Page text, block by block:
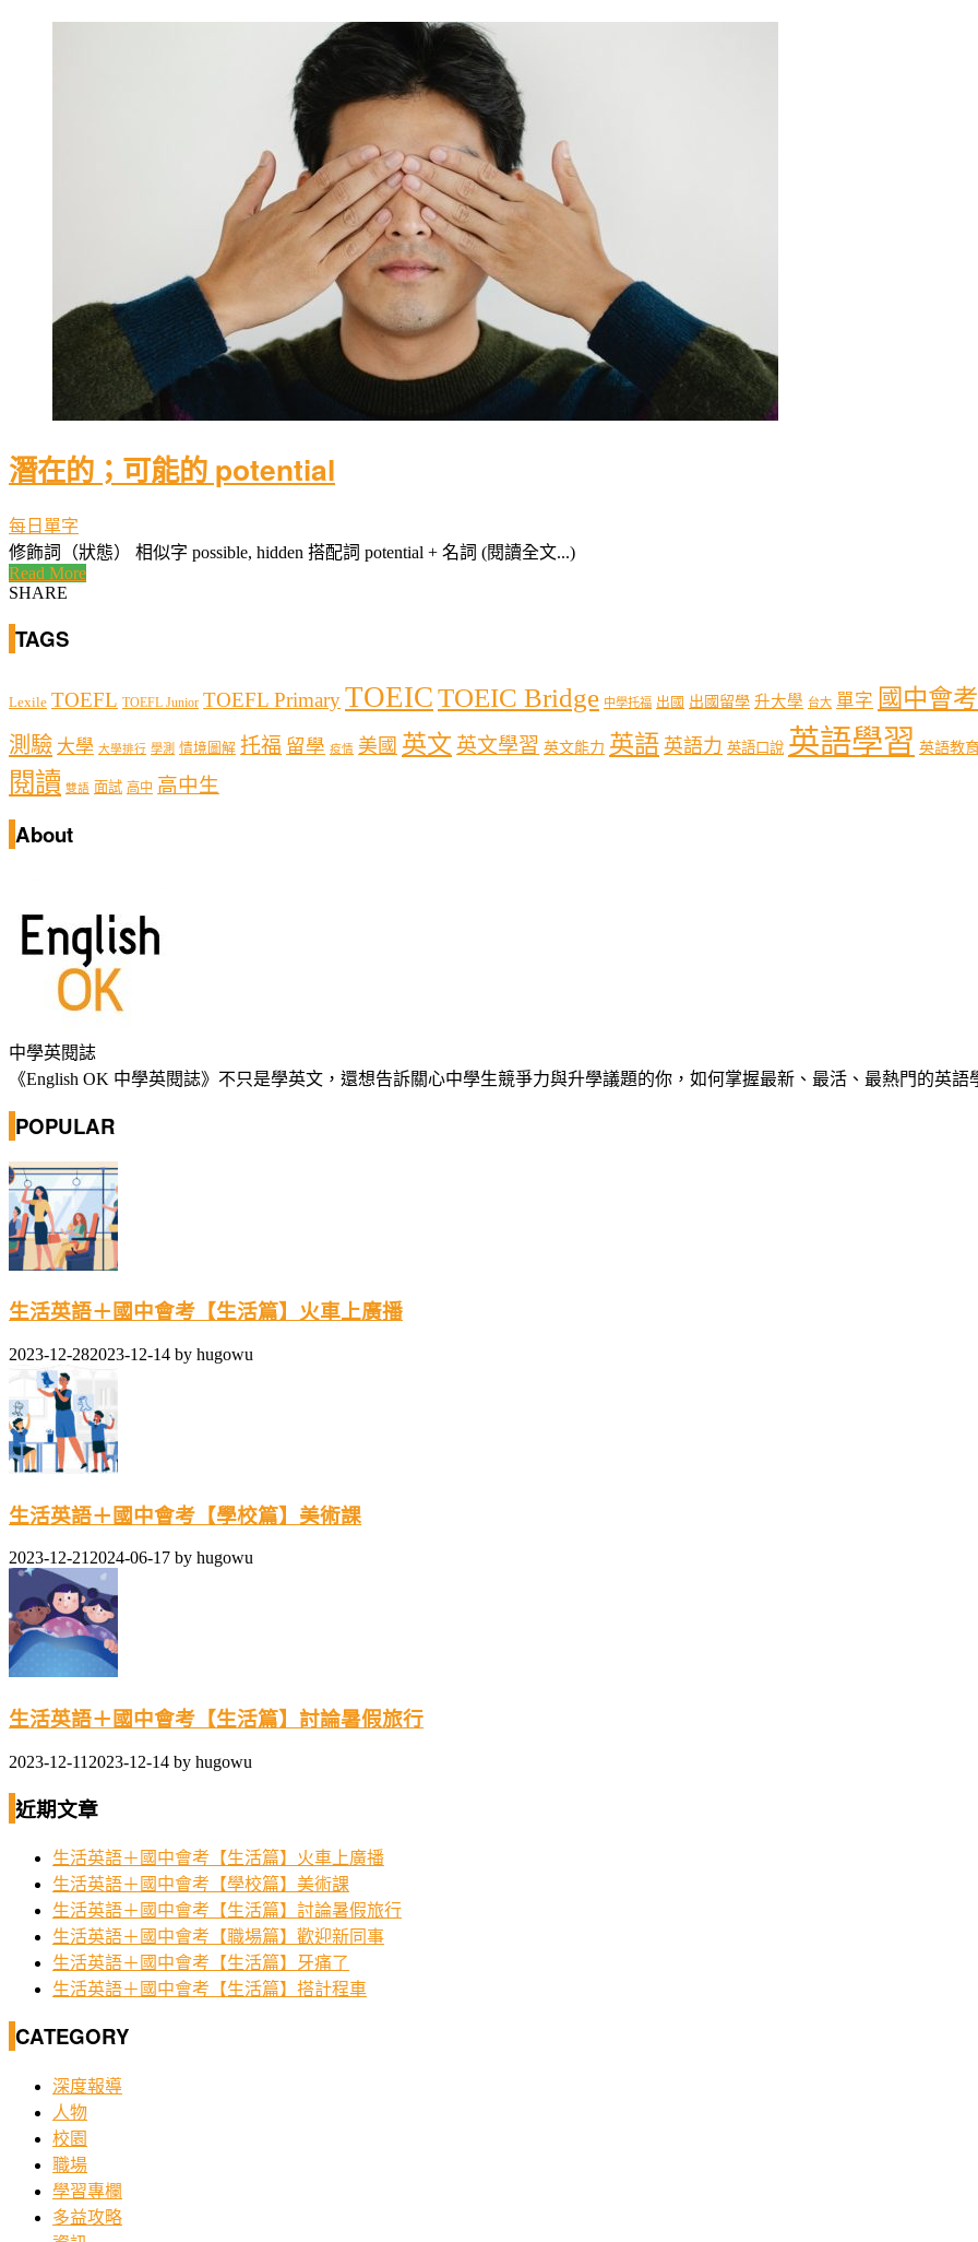
潛在的；可能的 potential
每日單字
修飾詞（狀態） 相似字 possible, hidden 搭配詞 potential + 名詞 (閱讀全文...)
Read More
SHARE
TAGS
Lexile TOEFL TOEFL Junior TOEFL PrimaryTOEICTOEIC Bridge 中學托福 出國 出國留學 升大學 台大 單字 國中會考
測驗 大學 大學排行 學測 情境圖解 托福 留學 疫情 美國 英文 英文學習 英文能力 英語 英語力 英語口說 英語學習 英語教
閱讀 雙語 面試 高中 高中生
About
中學英閱誌
《English OK 中學英閱誌》不只是學英文，還想告訴關心中學生競爭力與升學議題的你，如何掌握最新、最活、最熱門的英語
POPULAR
生活英語＋國中會考【生活篇】火車上廣播
2023-12-282023-12-14 by hugowu
生活英語＋國中會考【學校篇】美術課
2023-12-212024-06-17 by hugowu
生活英語＋國中會考【生活篇】討論暑假旅行
2023-12-11 2023-12-14 by hugowu
近期文章
生活英語＋國中會考【生活篇】火車上廣播
生活英語＋國中會考【學校篇】美術課
生活英語＋國中會考【生活篇】討論暑假旅行
生活英語＋國中會考【職場篇】歡迎新同事
生活英語＋國中會考【生活篇】牙痛了
生活英語＋國中會考【生活篇】搭計程車
CATEGORY
深度報導
人物
校園
職場
學習專欄
多益攻略